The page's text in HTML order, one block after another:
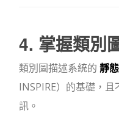
4. 掌握類別
類別圖描述系統的靜
INSPIRE）的基礎，
訊。